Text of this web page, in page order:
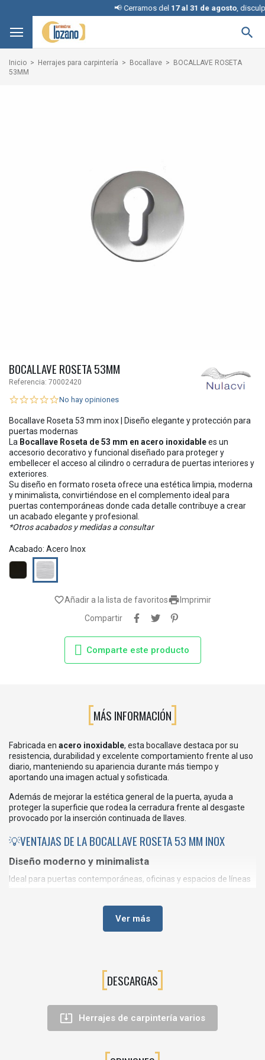
📢 Cerramos del17 al 31 de agosto, disculpe

Inicio Herrajes para carpintería Bocallave
BOCALLAVE ROSETA
53MM
BOCALLAVE ROSETA 53MM
Referencia: 70002420
No hay opiniones
Bocallave Roseta 53 mm inox | Diseño elegante y protección para
puertas modernas
La Bocallave Roseta de 53 mm en acero inoxidablees un
accesorio decorativo y funcional diseñado para proteger y
embellecer el acceso al cilindro o cerradura de puertas interiores y
exteriores.
Su diseño en formato roseta ofrece una estética limpia, moderna
y minimalista, convirtiéndose en el complemento ideal para
puertas contemporáneas donde cada detalle contribuye a crear
un acabado elegante y profesional.
*Otros acabados y medidas a consultar
Acabado: Acero Inox
Negro
mate
Acero
Inox
 Imprimir
favorite_borderAñadir a la lista de favoritos
Compartir
Comparte este producto
MÁS INFORMACIÓN
Fabricada en acero inoxidable, esta bocallave destaca por su
resistencia, durabilidad y excelente comportamiento frente al uso
diario, manteniendo su apariencia durante más tiempo y
aportando una imagen actual y sofisticada.
Además de mejorar la estética general de la puerta, ayuda a
proteger la superficie que rodea la cerradura frente al desgaste
provocado por la inserción continuada de llaves.
💡VENTAJAS DE LA BOCALLAVE ROSETA 53 MM INOX
Diseño moderno y minimalista
Ideal para puertas contemporáneas, oficinas y espacios de líneas
Fabricada en acero inoxidable
Material resistente, duradero y de fácil mantenimiento.
Excelente integración estética
Combina perfectamente con manillas inox, pomos modernos y
cerraduras actuales.
Permite renovar la apariencia de una puerta de forma rápida y
Ver más
DESCARGAS
 Herrajes de carpintería varios